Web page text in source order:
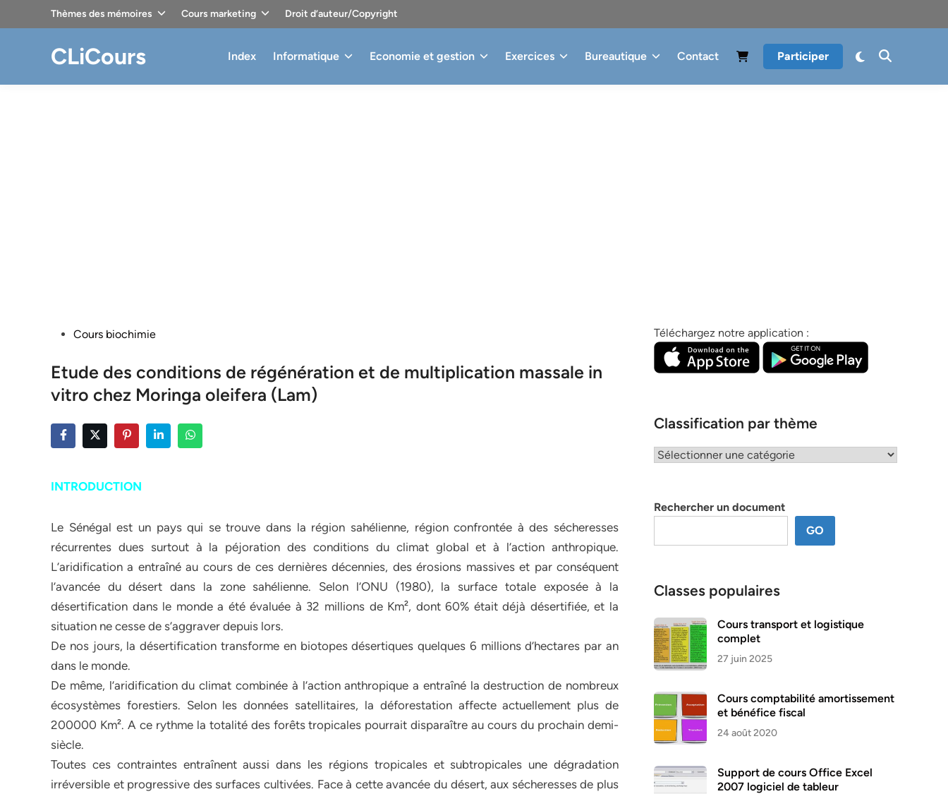
Thèmes des mémoires Cours marketing Droit d’auteur/Copyright
CLiCours Index Informatique Economie et gestion Exercices Bureautique Contact Participer
PostedCours biochimie
Etude des conditions de régénération et de multiplication massale in
vitro chez Moringa oleifera (Lam)
INTRODUCTION
Le Sénégal est un pays qui se trouve dans la région sahélienne, région confrontée à des sécheresses
récurrentes dues surtout à la péjoration des conditions du climat global et à l’action anthropique.
L’aridification a entraîné au cours de ces dernières décennies, des érosions massives et par conséquent
l’avancée du désert dans la zone sahélienne. Selon l’ONU (1980), la surface totale exposée à la
désertification dans le monde a été évaluée à 32 millions de Km², dont 60% était déjà désertifiée, et la
situation ne cesse de s’aggraver depuis lors.
De nos jours, la désertification transforme en biotopes désertiques quelques 6 millions d’hectares par an
dans le monde.
De même, l’aridification du climat combinée à l’action anthropique a entraîné la destruction de nombreux
écosystèmes forestiers. Selon les données satellitaires, la déforestation affecte actuellement plus de
200000 Km². A ce rythme la totalité des forêts tropicales pourrait disparaître au cours du prochain demi-
siècle.
Toutes ces contraintes entraînent aussi dans les régions tropicales et subtropicales une dégradation
irréversible et progressive des surfaces cultivées. Face à cette avancée du désert, aux sécheresses de plus
Téléchargez notre application :
Classification par thème
Classification
Rechercher un document
GO
Classes populaires
Cours transport et logistique
complet
27 juin 2025
Cours comptabilité amortissement
et bénéfice fiscal
24 août 2020
Support de cours Office Excel
2007 logiciel de tableur